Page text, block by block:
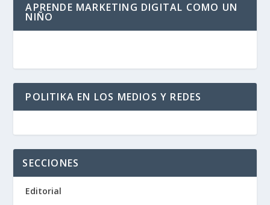
APRENDE MARKETING DIGITAL COMO UN
NIÑO
POLITIKA EN LOS MEDIOS Y REDES
SECCIONES
Editorial